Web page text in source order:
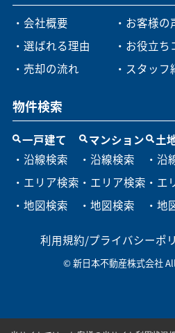
・会社概要
・選ばれる理由
・売却の流れ
・お客様の
・お役立ち
・スタッフ
物件検索
一戸建て
・沿線検索
・エリア検索
・地図検索
マンション
・沿線検索
・エリア検索
・地図検索
土
・沿
・エ
・地
利用規約/プライバシーポ
© 新日本不動産株式会社